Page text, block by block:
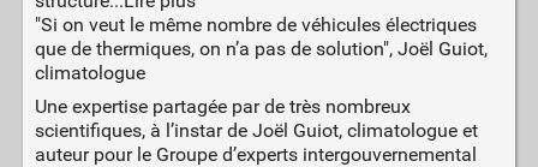
"Si on veut le même nombre de véhicules électriques
que de thermiques, on n’a pas de solution", Joël Guiot,
climatologue
Une expertise partagée par de très nombreux
scientifiques, à l’instar de Joël Guiot, climatologue et
auteur pour le Groupe d’experts intergouvernemental